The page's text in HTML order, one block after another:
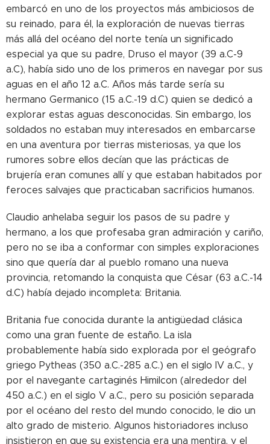
embarcó en uno de los proyectos más ambiciosos de
su reinado, para él, la exploración de nuevas tierras
más allá del océano del norte tenía un significado
especial ya que su padre, Druso el mayor (39 a.C-9
a.C), había sido uno de los primeros en navegar por sus
aguas en el año 12 a.C. Años más tarde sería su
hermano Germanico (15 a.C.-19 d.C) quien se dedicó a
explorar estas aguas desconocidas. Sin embargo, los
soldados no estaban muy interesados ​​en embarcarse
en una aventura por tierras misteriosas, ya que los
rumores sobre ellos decían que las prácticas de
brujería eran comunes allí y que estaban habitados por
feroces salvajes que practicaban sacrificios humanos.
Claudio anhelaba seguir los pasos de su padre y
hermano, a los que profesaba gran admiración y cariño,
pero no se iba a conformar con simples exploraciones
sino que quería dar al pueblo romano una nueva
provincia, retomando la conquista que César (63 a.C.-14
d.C) había dejado incompleta: Britania.
Britania fue conocida durante la antigüedad clásica
como una gran fuente de estaño. La isla
probablemente había sido explorada por el geógrafo
griego Pytheas (350 a.C.-285 a.C.) en el siglo IV a.C., y
por el navegante cartaginés Himilcon (alrededor del
450 a.C.) en el siglo V a.C., pero su posición separada
por el océano del resto del mundo conocido, le dio un
alto grado de misterio. Algunos historiadores incluso
insistieron en que su existencia era una mentira, y el